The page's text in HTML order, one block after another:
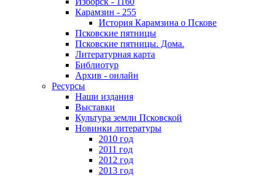
Карамзин - 255
История Карамзина о Пскове
Псковские пятницы
Псковские пятницы. Дома.
Литературная карта
Библиотур
Архив - онлайн
Ресурсы
Наши издания
Выставки
Культура земли Псковской
Новинки литературы
2010 год
2011 год
2012 год
2013 год